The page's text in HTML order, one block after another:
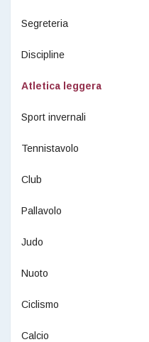
Segreteria
Discipline
Atletica leggera
Sport invernali
Tennistavolo
Club
Pallavolo
Judo
Nuoto
Ciclismo
Calcio